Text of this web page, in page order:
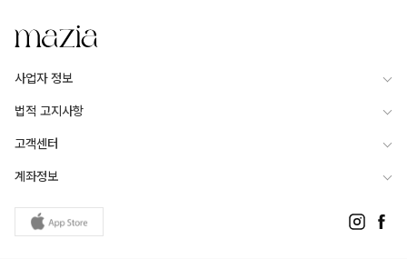
사업자 정보
법적 고지사항
고객센터
계좌정보